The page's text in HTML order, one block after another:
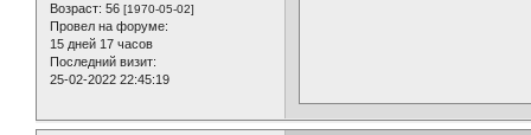
Возраст: 56 [1970-05-02]
Провел на форуме:
15 дней 17 часов
Последний визит:
25-02-2022 22:45:19